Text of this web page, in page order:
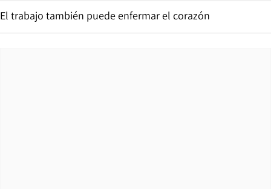
El trabajo también puede enfermar el corazón